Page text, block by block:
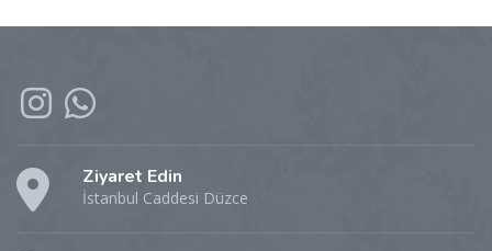
Ziyaret Edin
İstanbul Caddesi Düzce